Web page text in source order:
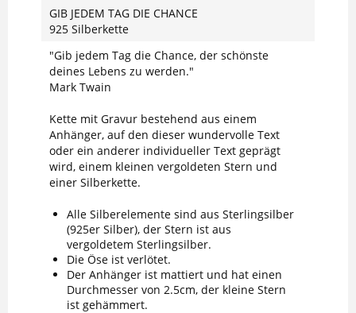
GIB JEDEM TAG DIE CHANCE
925 Silberkette
"Gib jedem Tag die Chance, der schönste
deines Lebens zu werden."
Mark Twain
Kette mit Gravur bestehend aus einem
Anhänger, auf den dieser wundervolle Text
oder ein anderer individueller Text geprägt
wird, einem kleinen vergoldeten Stern und
einer Silberkette.
Alle Silberelemente sind aus Sterlingsilber
(925er Silber), der Stern ist aus
vergoldetem Sterlingsilber.
Die Öse ist verlötet.
Der Anhänger ist mattiert und hat einen
Durchmesser von 2.5cm, der kleine Stern
ist gehämmert.